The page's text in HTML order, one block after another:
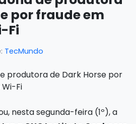
por fraude em
Fi
TecMundo
nesta segunda-feira (1º), a